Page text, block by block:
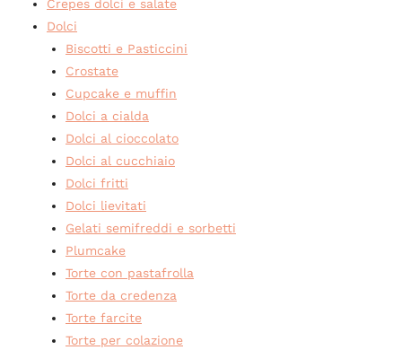
Crepes dolci e salate
Dolci
Biscotti e Pasticcini
Crostate
Cupcake e muffin
Dolci a cialda
Dolci al cioccolato
Dolci al cucchiaio
Dolci fritti
Dolci lievitati
Gelati semifreddi e sorbetti
Plumcake
Torte con pastafrolla
Torte da credenza
Torte farcite
Torte per colazione